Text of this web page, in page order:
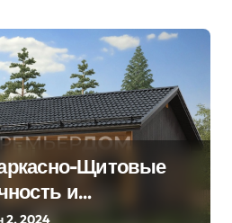
Щитовые
и
2, 2024